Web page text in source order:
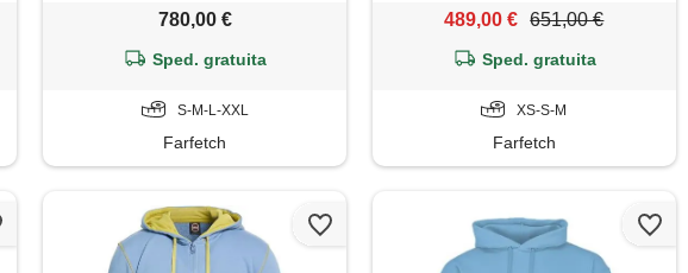
780,00 €
Sped. gratuita
S-M-L-XXL
Farfetch
489,00 € 651,00 €
Sped. gratuita
XS-S-M
Farfetch